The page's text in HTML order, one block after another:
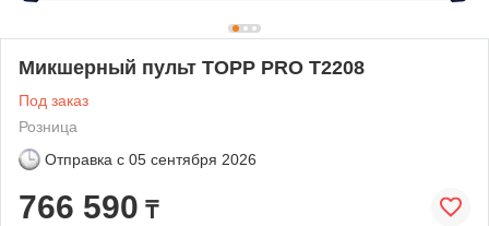
Микшерный пульт TOPP PRO T2208
Под заказ
Розница
Отправка с 05 сентября 2026
766 590 ₸